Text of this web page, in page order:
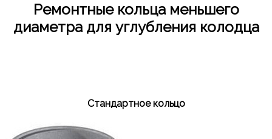
Ремонтные кольца меньшего
диаметра для углубления колодца
Стандартное кольцо